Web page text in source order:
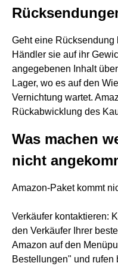
Geht eine Rücksendung
Händler sie auf ihr
angegebenen Inhalt
Lager, wo es auf den
Vernichtung wartet.
Rückabwicklung des
Was machen
nicht
Amazon-Paket kommt
Verkäufer kontaktieren:
den Verkäufer Ihrer
Amazon auf den
Bestellungen" und rufen